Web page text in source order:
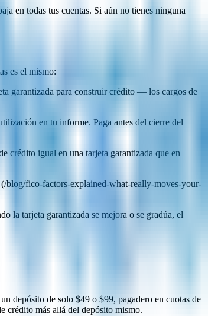
en todas tus cuentas. Si aún no tienes ninguna
es el mismo:
garantizada para construir crédito — los cargos de
en tu informe. Paga antes del cierre del
crédito igual en una tarjeta garantizada que en
blog/fico-factors-explained-what-really-moves-your-
la tarjeta garantizada se mejora o se gradúa, el
depósito de solo $49 o $99, pagadero en cuotas de
crédito más allá del depósito mismo.